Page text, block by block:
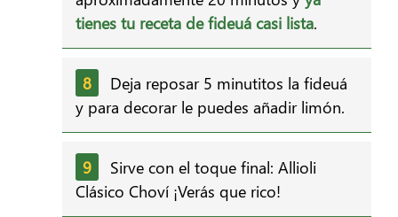
tienes tu receta de fideuá casi lista.
Deja reposar 5 minutitos la fideuá
y para decorar le puedes añadir limón.
Sirve con el toque final: Allioli
Clásico Choví ¡Verás que rico!